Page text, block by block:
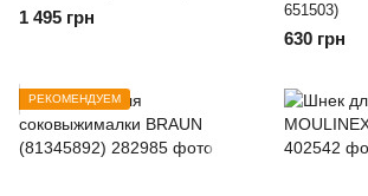
1 495 грн
651503)
630 грн
РЕКОМЕНДУЕМ